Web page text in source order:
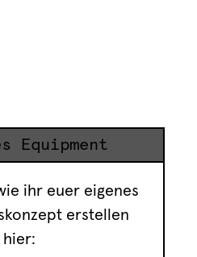
Equipment
ihr euer eigenes
erstellen